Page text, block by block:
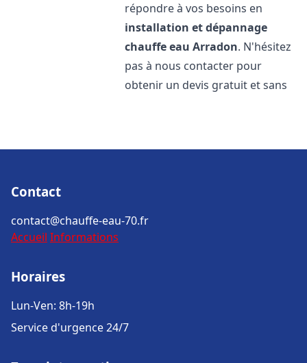
répondre à vos besoins en
installation et dépannage
chauffe eau Arradon. N'hésitez
pas à nous contacter pour
obtenir un devis gratuit et sans
Contact
contact@chauffe-eau-70.fr
Accueil Informations
Horaires
Lun-Ven: 8h-19h
Service d'urgence 24/7